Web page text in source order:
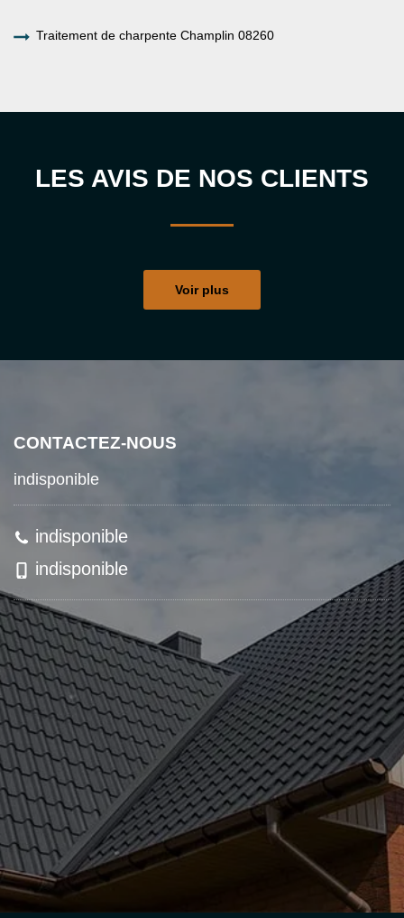
Traitement de charpente Champlin 08260
LES AVIS DE NOS CLIENTS
Voir plus
CONTACTEZ-NOUS
indisponible
indisponible
indisponible